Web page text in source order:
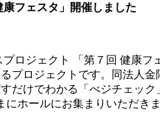
康フェスタ」開催しました
ロジェクト 「第７回 健康
プロジェクトです。同法人
だけでわかる「べジチェッ
ホールにお集まりいただき